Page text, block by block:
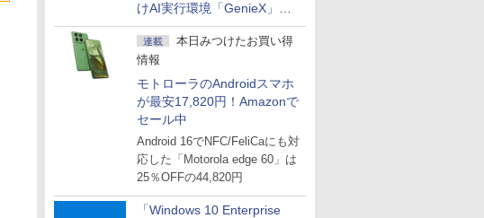
けAI実行環境「GenieX」を
試してみた
連載
本日みつけたお買い得
情報
モトローラのAndroidスマホ
が最安17,820円！Amazonで
セール中
Android 16でNFC/FeliCaにも対
応した「Motorola edge 60」は
25％OFFの44,820円
「Windows 10 Enterprise